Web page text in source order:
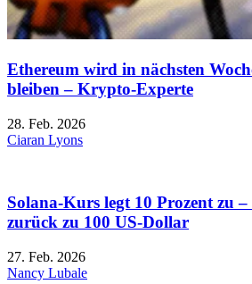
Ethereum wird in nächsten
bleiben – Krypto-Experte
28. Feb. 2026
Ciaran Lyons
Solana-Kurs legt 10 Prozent zu
zurück zu 100 US-Dollar
27. Feb. 2026
Nancy Lubale